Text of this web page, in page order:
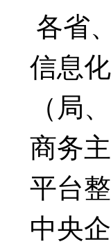
各省
信息
（局
商务
平台
中央企